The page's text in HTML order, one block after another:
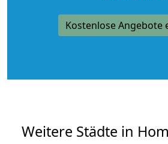
Kostenlose Angebote
Weitere Städte in